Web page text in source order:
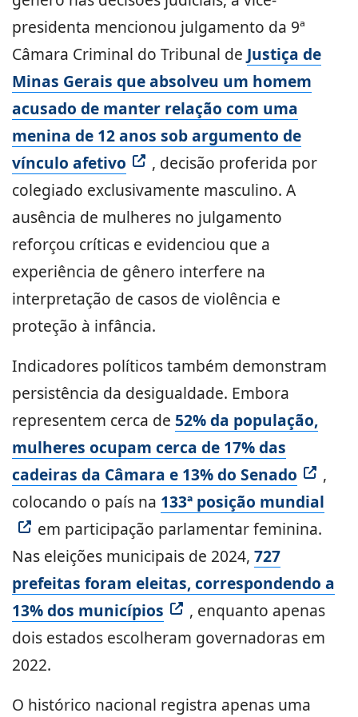
presidenta mencionou julgamento da 9ª
Câmara Criminal do Tribunal de Justiça de
Minas Gerais que absolveu um homem
acusado de manter relação com uma
menina de 12 anos sob argumento de
vínculo afetivo
, decisão proferida por
colegiado exclusivamente masculino. A
ausência de mulheres no julgamento
reforçou críticas e evidenciou que a
experiência de gênero interfere na
interpretação de casos de violência e
proteção à infância.
Indicadores políticos também demonstram
persistência da desigualdade. Embora
representem cerca de 52% da população,
mulheres ocupam cerca de 17% das
cadeiras da Câmara e 13% do Senado
,
colocando o país na 133ª posição mundial
em participação parlamentar feminina.
Nas eleições municipais de 2024, 727
prefeitas foram eleitas, correspondendo a
13% dos municípios
, enquanto apenas
dois estados escolheram governadoras em
2022.
O histórico nacional registra apenas uma